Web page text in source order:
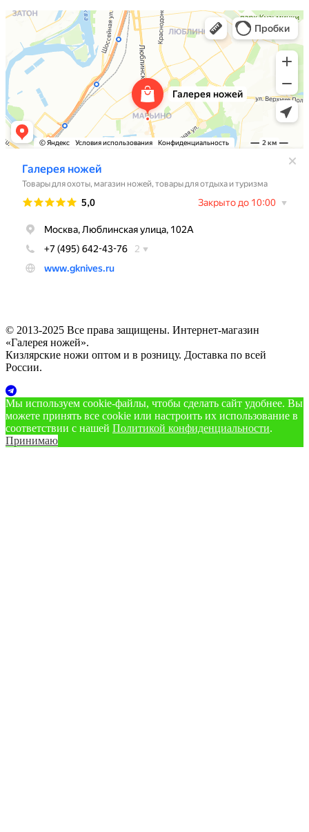
© 2013-2025 Все права защищены. Интернет-магазин
«Галерея ножей».
Кизлярские ножи оптом и в розницу. Доставка по всей
России.
Мы используем cookie‑файлы, чтобы сделать сайт удобнее. Вы
можете принять все cookie или настроить их использование в
соответствии с нашей Политикой конфиденциальности.
Принимаю